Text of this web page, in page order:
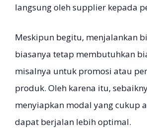
langsung oleh supplier kepada
Meskipun begitu, menjalankan
biasanya tetap membutuhkan
misalnya untuk promosi atau
produk. Oleh karena itu,
menyiapkan modal yang cukup
dapat berjalan lebih optimal.